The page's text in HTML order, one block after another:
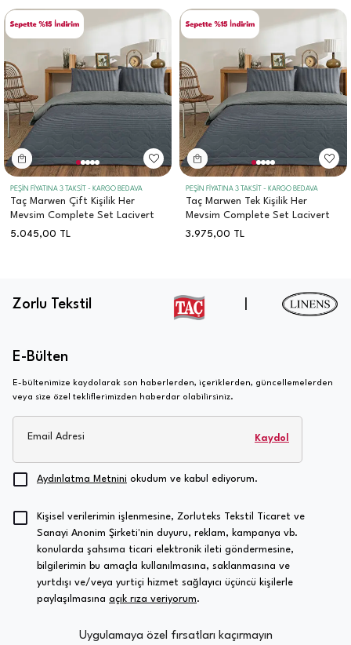
PEŞİN FİYATINA 3 TAKSİT - KARGO BEDAVA
Taç Marwen Çift Kişilik Her
Mevsim Complete Set Lacivert
5.045,00 TL
PEŞİN FİYATINA 3 TAKSİT - KARGO BEDAVA
Taç Marwen Tek Kişilik Her
Mevsim Complete Set Lacivert
3.975,00 TL
Zorlu Tekstil
E-Bülten
E-bültenimize kaydolarak son haberlerden, içeriklerden, güncellemelerden
veya size özel tekliflerimizden haberdar olabilirsiniz.
Email Adresi Kaydol
Aydınlatma Metnini okudum ve kabul ediyorum.
Kişisel verilerimin işlenmesine, Zorluteks Tekstil Ticaret ve
Sanayi Anonim Şirketi'nin duyuru, reklam, kampanya vb.
konularda şahsıma ticari elektronik ileti göndermesine,
bilgilerimin bu amaçla kullanılmasına, saklanmasına ve
yurtdışı ve/veya yurtiçi hizmet sağlayıcı üçüncü kişilerle
paylaşılmasına açık rıza veriyorum.
Uygulamaya özel fırsatları kaçırmayın